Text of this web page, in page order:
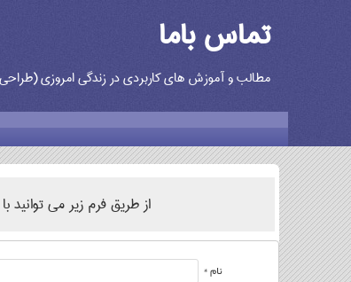
تماس باما
مطالب و آموزش های کاربردی در زندگی امروزی (طراحی
از طریق فرم زیر می توانید
نام *